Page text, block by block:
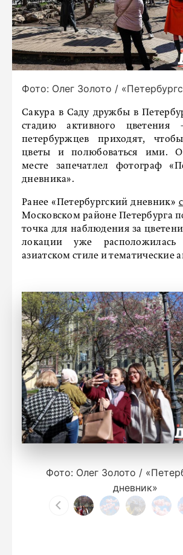
Фото: Олег Золото /
Сакура в Саду дружбы в
стадию активного цветения
петербуржцев приходят,
цветы и полюбоваться ими.
месте запечатлел фотограф
дневника».
Ранее «Петербургский дневник»
Московском районе Петербурга
точка для наблюдения за
локации уже
азиатском стиле и тематические
Фото: Олег Золото /
дневник»